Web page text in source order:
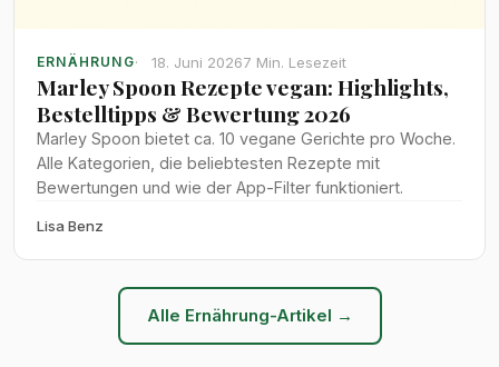
ERNÄHRUNG 18. Juni 20267 Min. Lesezeit
Marley Spoon Rezepte vegan: Highlights,
Bestelltipps & Bewertung 2026
Marley Spoon bietet ca. 10 vegane Gerichte pro Woche.
Alle Kategorien, die beliebtesten Rezepte mit
Bewertungen und wie der App-Filter funktioniert.
Lisa Benz
Alle Ernährung-Artikel →